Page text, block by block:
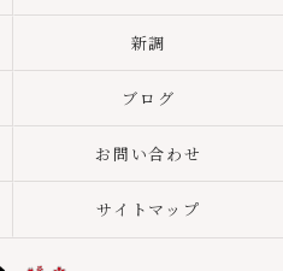
新調
ブログ
お問い合わせ
サイトマップ